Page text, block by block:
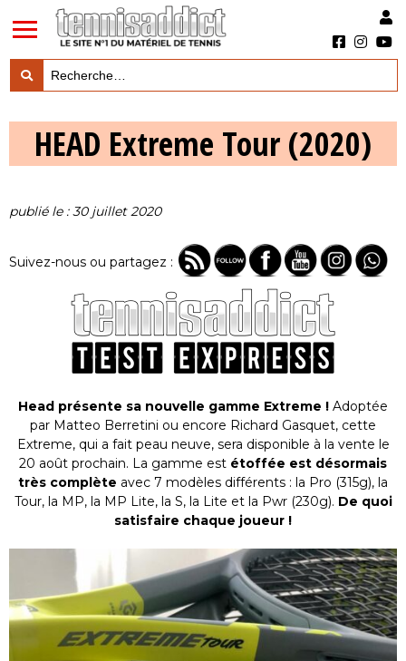
LES ACTUS MARQUES & PRODUITS
LES GUIDES DU MATERIEL
HEAD Extreme Tour (2020)
publié le : 30 juillet 2020
Suivez-nous ou partagez :
Head présente sa nouvelle gamme Extreme ! Adoptée
par Matteo Berretini ou encore Richard Gasquet, cette
Extreme, qui a fait peau neuve, sera disponible à la vente le
20 août prochain. La gamme est étoffée est désormais
très complète avec 7 modèles différents : la Pro (315g), la
Tour, la MP, la MP Lite, la S, la Lite et la Pwr (230g). De quoi
satisfaire chaque joueur !